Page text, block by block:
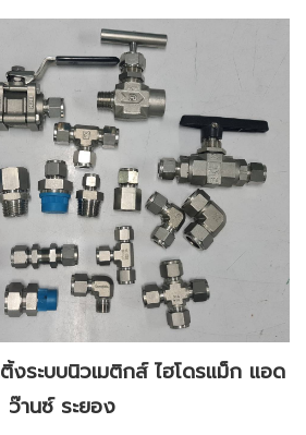
ระบบนิวเมติกส์ ไฮโดรแม็ก แอด
ว๊านซ์ ระยอง